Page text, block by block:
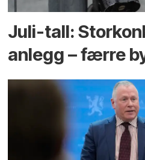
Juli-tall:
anlegg – færre